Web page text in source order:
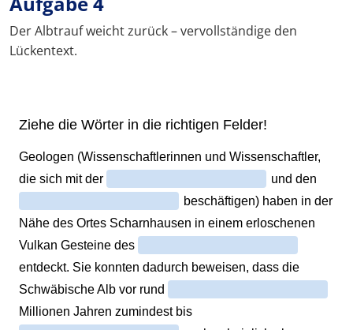
Der Albtrauf weicht zurück – vervollständige den
Lückentext.